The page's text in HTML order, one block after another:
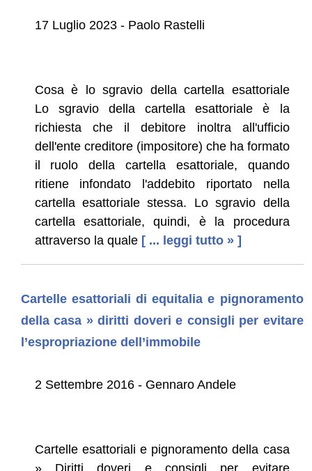
17 Luglio 2023 - Paolo Rastelli
Cosa è lo sgravio della cartella esattoriale
Lo sgravio della cartella esattoriale è la
richiesta che il debitore inoltra all'ufficio
dell'ente creditore (impositore) che ha formato
il ruolo della cartella esattoriale, quando
ritiene infondato l'addebito riportato nella
cartella esattoriale stessa. Lo sgravio della
cartella esattoriale, quindi, è la procedura
attraverso la quale [ ... leggi tutto » ]
Cartelle esattoriali di equitalia e pignoramento
della casa » diritti doveri e consigli per evitare
l’espropriazione dell’immobile
2 Settembre 2016 - Gennaro Andele
Cartelle esattoriali e pignoramento della casa
» Diritti doveri e consigli per evitare